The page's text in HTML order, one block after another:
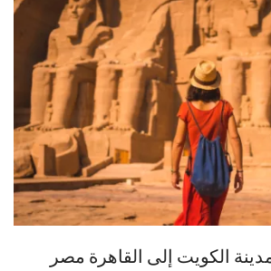
الكويت إلى القاهرة مصر